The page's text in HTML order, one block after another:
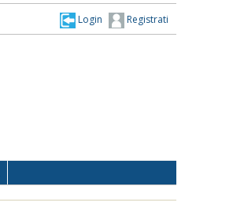
Registrati
Login